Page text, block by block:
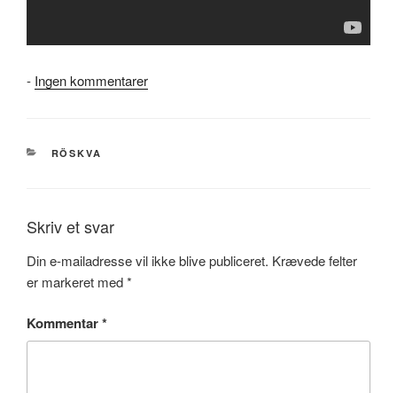
- Ingen kommentarertil
KATEGORIER
RÖSKVA
Skriv et svar
Din e-mailadresse vil ikke blive publiceret. Krævede felter
er markeret med*
Kommentar*